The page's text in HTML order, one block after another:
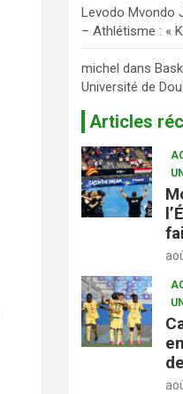
Levodo Mvondo
– Athlétisme : «
michel dans
Université de
Articles